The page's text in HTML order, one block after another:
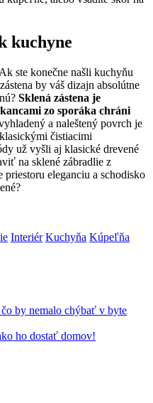
kuchyne
ste konečne našli kuchyňu
by váš dizajn absolútne
Sklená zástena je
zo sporáka chráni
a naleštený povrch je
čistiacimi
už vyšli aj klasické drevené
na sklené zábradlie z
priestoru eleganciu a schodisko
Interiér Kuchyňa Kúpeľňa
by nemalo chýbať v byte
ho dostať domov!